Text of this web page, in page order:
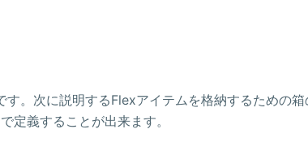
す。次に説明するFlexアイテムを格納するための箱
定義することが出来ます。